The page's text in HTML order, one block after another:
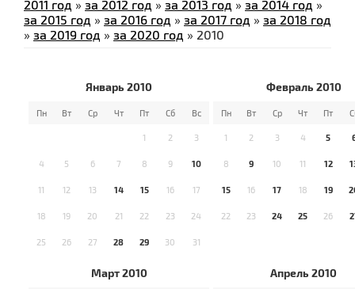
2011 год » за 2012 год » за 2013 год » за 2014 год »
за 2015 год » за 2016 год » за 2017 год » за 2018 год
» за 2019 год » за 2020 год » 2010
Январь 2010
Пн Вт Ср Чт Пт Сб Вс
1 2 3
4 5 6 7 8 9 10
11 12 13 14 15 16 17
18 19 20 21 22 23 24
25 26 27 28 29 30 31
Февраль 2010
Пн Вт Ср Чт Пт
1 2 3 4 5
8 9 10 11 12
15 16 17 18 19
22 23 24 25 26
Март 2010 Апрель 2010